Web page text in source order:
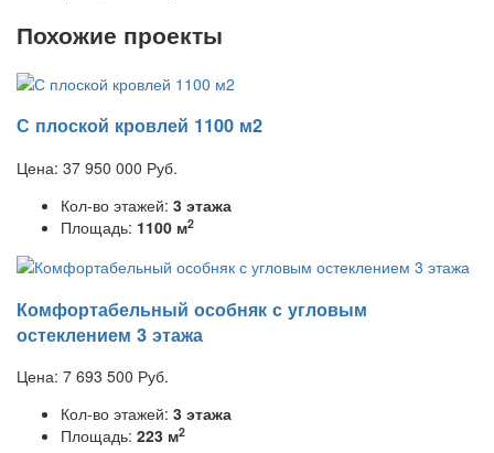
Похожие проекты
С плоской кровлей 1100 м2
Цена: 37 950 000 Руб.
Кол-во этажей: 3 этажа
Площадь: 1100 м2
Комфортабельный особняк с угловым
остеклением 3 этажа
Цена: 7 693 500 Руб.
Кол-во этажей: 3 этажа
Площадь: 223 м2